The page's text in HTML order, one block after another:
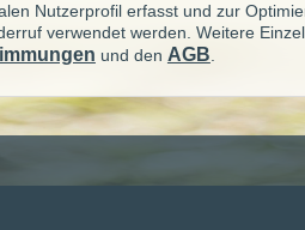
Nutzerprofil erfasst und zur
verwendet werden. Weitere
und den AGB